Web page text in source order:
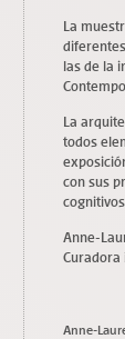
La
las de la
La
todos
con sus
Anne-
Curadora
Anne-